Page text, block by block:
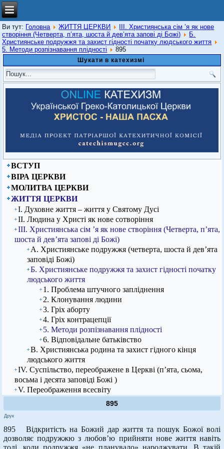
Ви тут: Головна ЖИТТЯ ЦЕРКВИ
ІІІ. Християнська сім ’я як нове
створіння (Четверта, п’ята, шоста й дев’ята запові ді Божі)
Б.
Християнське подружжя та захист гідності початку людського життя
5. Методи розпізнавання плідності
895
Шукати в катехизмі
ВСТУП
ВІРА ЦЕРКВИ
МОЛИТВА ЦЕРКВИ
ЖИТТЯ ЦЕРКВИ
І. Духовне життя – життя у Святому Дусі
ІІ. Людина у Христі як нове сотворіння
ІІІ. Християнська сім ’я як нове створіння (Четверта, п’ята,
шоста й дев’ята запові ді Божі)
А. Християнське подружжя (четверта, шоста й дев’ята
заповіді Божі)
Б. Християнське подружжя та захист гідності початку
людського життя
1. Проблема штучного запліднення
2. Клонування людини
3. Гріх аборту
4. Гріх контрацепції
5. Методи розпізнавання плідності
6. Відповідальне батьківство
В. Християнська родина та захист гідного кінця
людського життя
IV. Суспільство, переображене в Церкві (п’ята, сьома,
восьма і десята заповіді Божі )
V. Переображення всесвіту
895
Друк
895 Відкритість на Божий дар життя та пошук Божої волі
дозволяє подружжю з любов’ю прийняти нове життя навіть
тоді, коли подружжя «не планувало» народжувати. В такій